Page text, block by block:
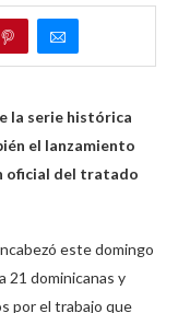
la serie histórica
el lanzamiento
oficial del tratado
este domingo
21 dominicanas y
por el trabajo que